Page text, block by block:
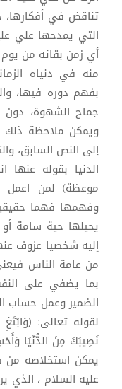
تناقض في أفكارها،
التي يمدحها علي
أي زمن بقائه من
منه في دنياه
بفهم دوره فيها،
جماح الشهوة، دون
ويمكن ملاحظة ذلك
إلى النص السابق،
الدنيا بقوله عنها
موعظة) لمن
وفهمها فهما
يحيلها حية سامة أو
إليه شخصيا عزوف
من عامة الناس
بما يضفي على
الضمير وعمل حساب
لقوله تعالى:
يمكن استخلاصه من
عليه السلام ، الذي